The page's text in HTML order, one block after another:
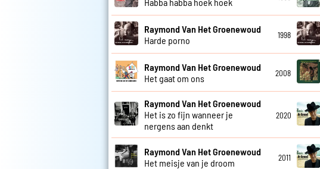
Raymond Van Het Groenewoud
Harde porno
1998
Raymond Van Het Groenewoud
Het gaat om ons
2008
Raymond Van Het Groenewoud
Het is zo fijn wanneer je
nergens aan denkt
2020
Raymond Van Het Groenewoud
Het meisje van je droom
2011